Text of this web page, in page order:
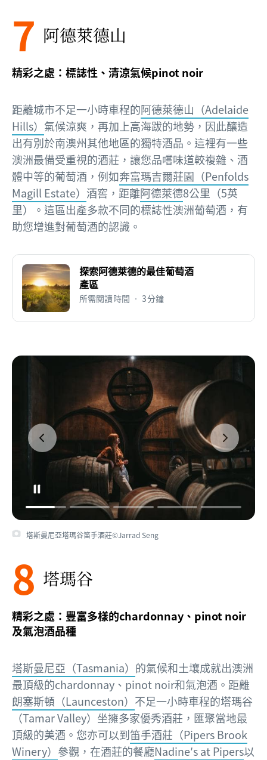
7 阿德萊德山
精彩之處：標誌性、清涼氣候pinot noir
距離城市不足一小時車程的阿德萊德山（Adelaide
Hills） 氣候涼爽，再加上高海跋的地勢，因此釀造
出有別於南澳州其他地區的獨特酒品。這裡有一些
澳洲最備受重視的酒莊，讓您品嚐味道較複雜、酒
體中等的葡萄酒，例如奔富瑪吉爾莊園（Penfolds
Magill Estate） 酒窖，距離阿德萊德8公里（5英
里）。這區出產多款不同的標誌性澳洲葡萄酒，有
助您增進對葡萄酒的認識。
探索阿德萊德的最佳葡萄酒
產區
所需閱讀時間 • 3分鐘
塔斯曼尼亞塔瑪谷笛手酒莊©Jarrad Seng
8 塔瑪谷
精彩之處：豐富多樣的chardonnay、pinot noir
及氣泡酒品種
塔斯曼尼亞（Tasmania） 的氣候和土壤成就出澳洲
最頂級的chardonnay、pinot noir和氣泡酒。距離
朗塞斯頓（Launceston） 不足一小時車程的塔瑪谷
（Tamar Valley）坐擁多家優秀酒莊，匯聚當地最
頂級的美酒。您亦可以到笛手酒莊（Pipers Brook
Winery） 參觀，在酒莊的餐廳Nadine′s at Pipers以